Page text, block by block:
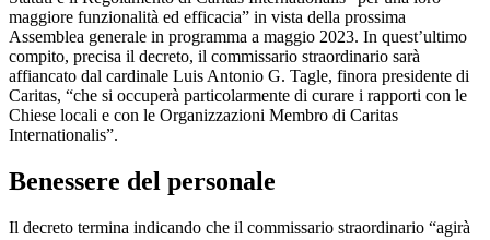
maggiore funzionalità ed efficacia” in vista della prossima
Assemblea generale in programma a maggio 2023. In quest’ultimo
compito, precisa il decreto, il commissario straordinario sarà
affiancato dal cardinale Luis Antonio G. Tagle, finora presidente di
Caritas, “che si occuperà particolarmente di curare i rapporti con le
Chiese locali e con le Organizzazioni Membro di Caritas
Internationalis”.
Benessere del personale
Il decreto termina indicando che il commissario straordinario “agirà